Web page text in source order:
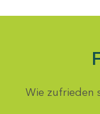
Wie zufrieden